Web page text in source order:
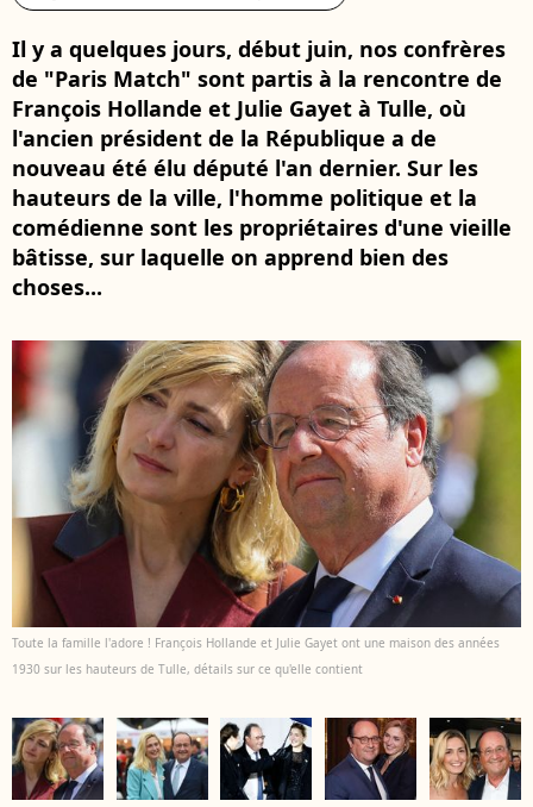
Il y a quelques jours, début juin, nos confrères
de "Paris Match" sont partis à la rencontre de
François Hollande et Julie Gayet à Tulle, où
l'ancien président de la République a de
nouveau été élu député l'an dernier. Sur les
hauteurs de la ville, l'homme politique et la
comédienne sont les propriétaires d'une vieille
bâtisse, sur laquelle on apprend bien des
choses...
Toute la famille l'adore ! François Hollande et Julie Gayet ont une maison des années
1930 sur les hauteurs de Tulle, détails sur ce qu'elle contient